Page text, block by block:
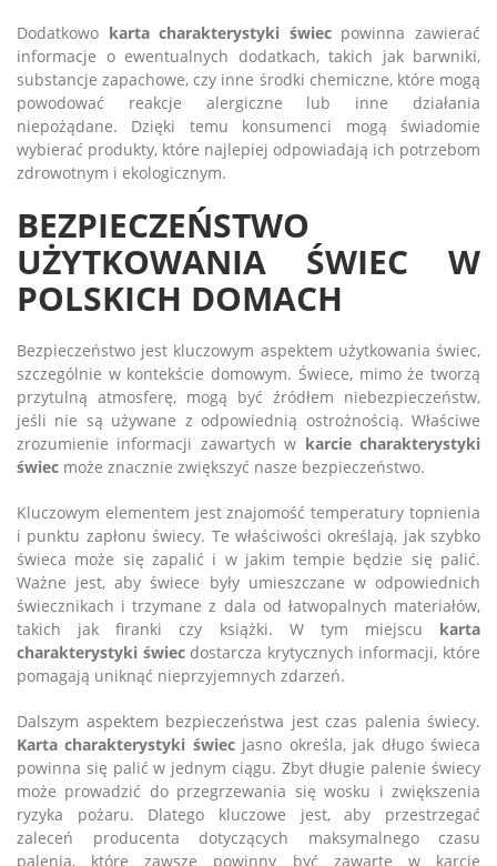
Dodatkowo karta charakterystyki świecpowinna zawierać
informacje o ewentualnych dodatkach, takich jak barwniki,
substancje zapachowe, czy inne środki chemiczne, które mogą
powodować reakcje alergiczne lub inne działania
niepożądane. Dzięki temu konsumenci mogą świadomie
wybierać produkty, które najlepiej odpowiadają ich potrzebom
zdrowotnym i ekologicznym.
BEZPIECZEŃSTWO
UŻYTKOWANIA ŚWIEC W
POLSKICH DOMACH
Bezpieczeństwo jest kluczowym aspektem użytkowania świec,
szczególnie w kontekście domowym. Świece, mimo że tworzą
przytulną atmosferę, mogą być źródłem niebezpieczeństw,
jeśli nie są używane z odpowiednią ostrożnością. Właściwe
zrozumienie informacji zawartych w karcie charakterystyki
świec może znacznie zwiększyć nasze bezpieczeństwo.
Kluczowym elementem jest znajomość temperatury topnienia
i punktu zapłonu świecy. Te właściwości określają, jak szybko
świeca może się zapalić i w jakim tempie będzie się palić.
Ważne jest, aby świece były umieszczane w odpowiednich
świecznikach i trzymane z dala od łatwopalnych materiałów,
takich jak firanki czy książki. W tym miejscu karta
charakterystyki świecdostarcza krytycznych informacji, które
pomagają uniknąć nieprzyjemnych zdarzeń.
Dalszym aspektem bezpieczeństwa jest czas palenia świecy.
Karta charakterystyki świecjasno określa, jak długo świeca
powinna się palić w jednym ciągu. Zbyt długie palenie świecy
może prowadzić do przegrzewania się wosku i zwiększenia
ryzyka pożaru. Dlatego kluczowe jest, aby przestrzegać
zaleceń producenta dotyczących maksymalnego czasu
palenia, które zawsze powinny być zawarte w karcie